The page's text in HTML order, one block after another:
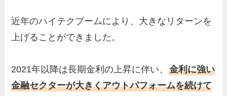
近年のハイテクブームにより、大きなリターンを
上げることができました。
2021年以降は長期金利の上昇に伴い、金利に強い
金融セクターが大きくアウトパフォームを続けて